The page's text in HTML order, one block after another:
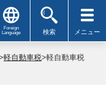
Foreign
Language
検索 メニュー
軽自動車税>軽自動車税